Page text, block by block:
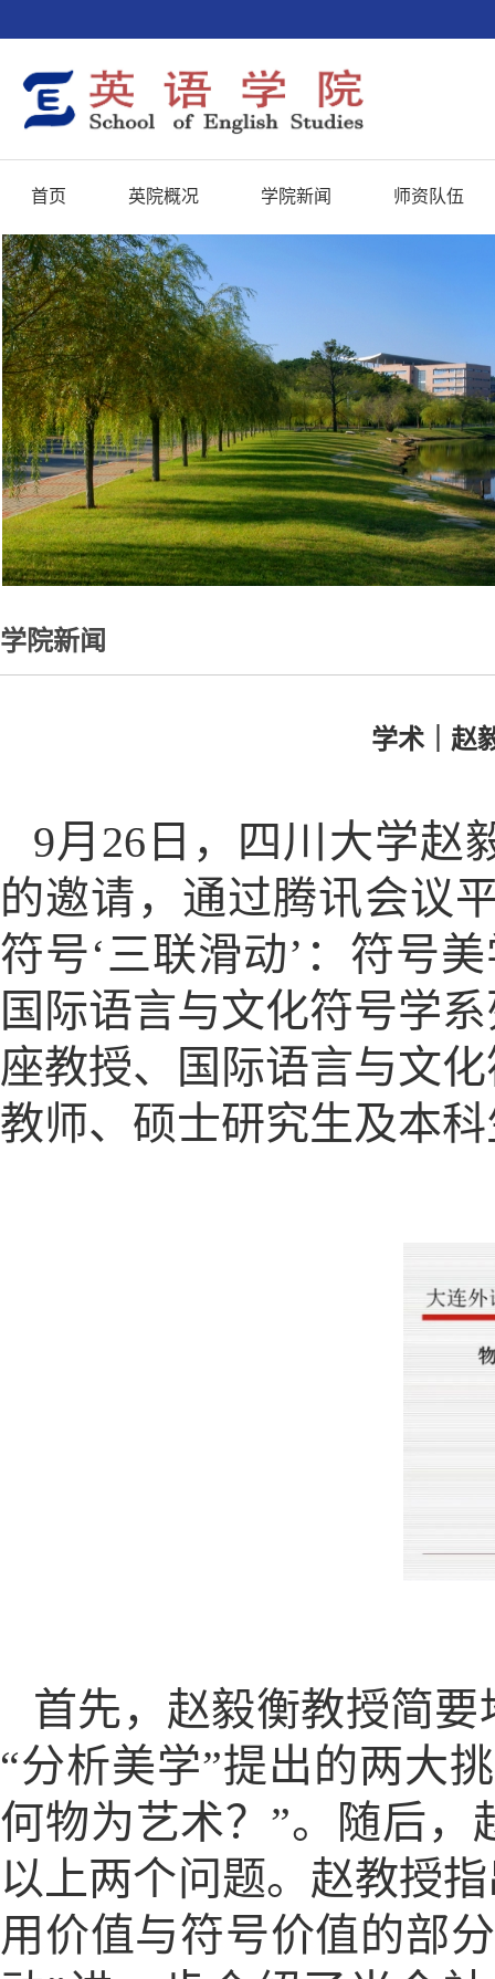
首页 英院概况 学院新闻 师资队伍
学院新闻
学术｜赵
9月26日，四川大学赵
的邀请，通过腾讯会议
符号‘三联滑动’：符号
国际语言与文化符号学
座教授、国际语言与文
教师、硕士研究生及本
首先，赵毅衡教授简
“分析美学”提出的两大
何物为艺术？”。随后，
以上两个问题。赵教授
用价值与符号价值的部